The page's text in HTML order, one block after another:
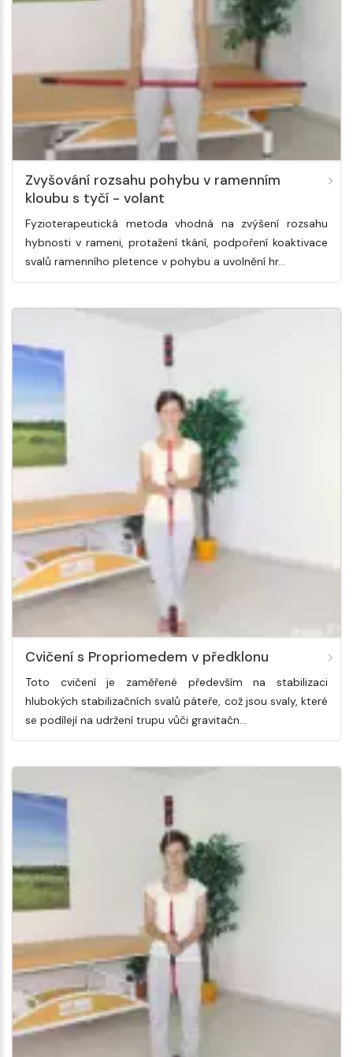
Zvyšování rozsahu pohybu v ramenním
kloubu s tyčí - volant
Fyzioterapeutická metoda vhodná na zvýšení rozsahu
hybnosti v rameni, protažení tkání, podpoření koaktivace
svalů ramenního pletence v pohybu a uvolnění hr…
Cvičení s Propriomedem v předklonu
Toto cvičení je zaměřené především na stabilizaci
hlubokých stabilizačních svalů páteře, což jsou svaly, které
se podílejí na udržení trupu vůči gravitačn…